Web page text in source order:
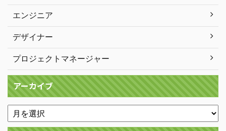
エンジニア
デザイナー
プロジェクトマネージャー
アーカイブ